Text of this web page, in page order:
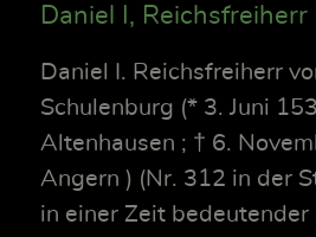
Daniel I,
Daniel I. Reichsfreiherr
Schulenburg (* 3. Juni
Altenhausen ; † 6.
Angern ) (Nr. 312 in der
in einer Zeit bedeutender